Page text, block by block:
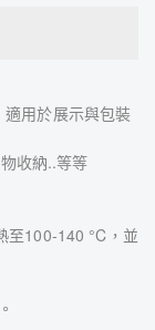
用於展示與包裝
收納..等等
至100-140 °C，並